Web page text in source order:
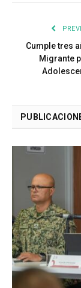
Cumple tres
Migrante